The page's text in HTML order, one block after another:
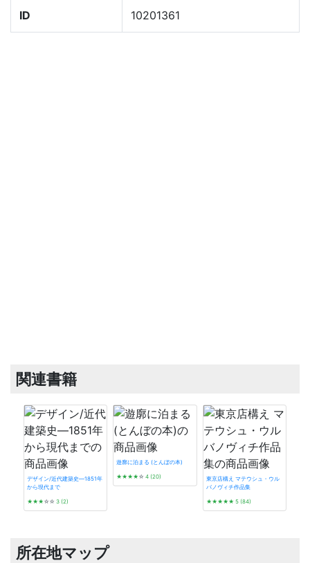
ID 10201361
関連書籍
デザイン/近代建築史―1851年
から現代まで
★★★☆☆ 3 (2)
遊廓に泊まる (とんぼの本)
★★★★☆ 4 (20)
東京店構え マテウシュ・ウル
バノヴィチ作品集
★★★★★5 (84)
所在地マップ
日吉大社日吉三橋
日吉大社日吉三橋
日吉大社日吉三橋
日吉大社西本宮楼門
日吉大社摂社宇佐宮本殿及び拝殿
日吉大社摂社白山姫神社本殿及び拝殿